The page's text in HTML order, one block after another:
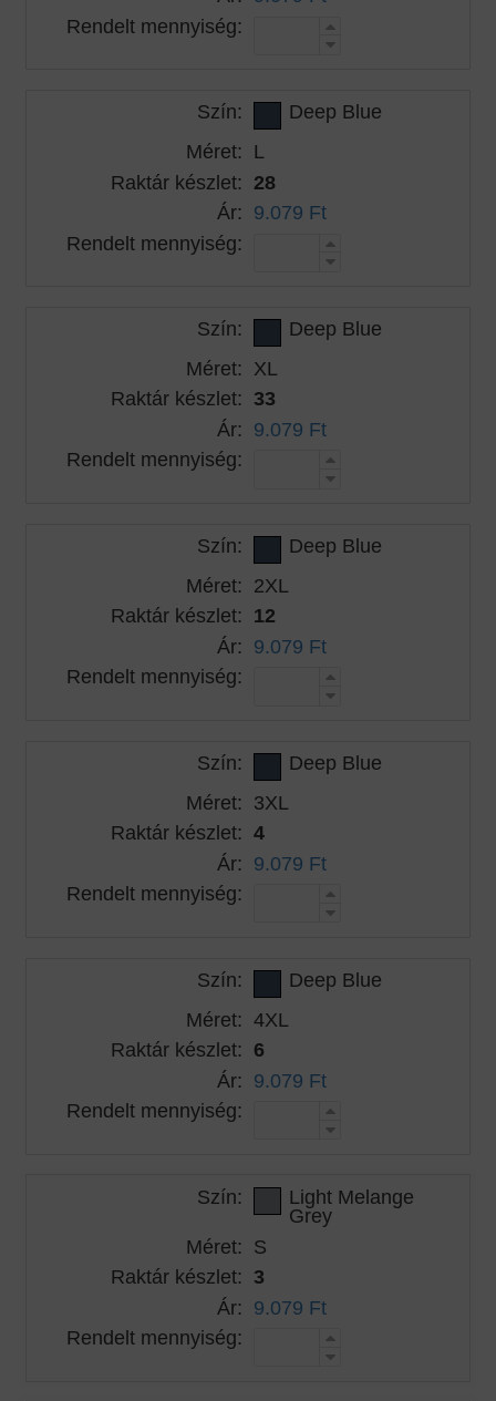
Rendelt mennyiség:
Szín:
Deep Blue
Méret: L
Raktár készlet: 28
Ár: 9.079 Ft
Rendelt mennyiség:
Szín:
Deep Blue
Méret: XL
Raktár készlet: 33
Ár: 9.079 Ft
Rendelt mennyiség:
Szín:
Deep Blue
Méret: 2XL
Raktár készlet: 12
Ár: 9.079 Ft
Rendelt mennyiség:
Szín:
Deep Blue
Méret: 3XL
Raktár készlet: 4
Ár: 9.079 Ft
Rendelt mennyiség:
Szín:
Deep Blue
Méret: 4XL
Raktár készlet: 6
Ár: 9.079 Ft
Rendelt mennyiség:
Szín: Light Melange
Grey
Méret: S
Raktár készlet: 3
Ár: 9.079 Ft
Rendelt mennyiség: